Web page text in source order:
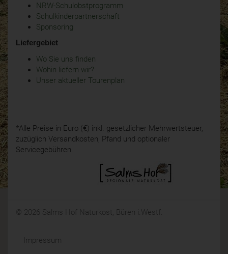
NRW-Schulobstprogramm
Schulkinderpartnerschaft
Sponsoring
Liefergebiet
Wo Sie uns finden
Wohin liefern wir?
Unser aktueller Tourenplan
*Alle Preise in Euro (€) inkl. gesetzlicher Mehrwertsteuer,
zuzüglich Versandkosten, Pfand und optionaler
Servicegebühren.
© 2026 Salms Hof Naturkost, Büren i.Westf.
Impressum